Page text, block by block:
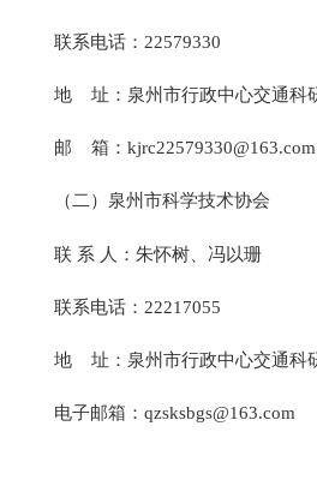
联系电话：22579330
地 址：泉州市行政中心交通科
邮 箱：kjrc22579330@163.com
（二）泉州市科学技术协会
联 系 人：朱怀树、冯以珊
联系电话：22217055
地 址：泉州市行政中心交通科
电子邮箱：qzsksbgs@163.com